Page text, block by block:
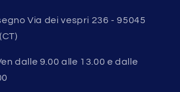
Via dei vespri 236 - 95045
dalle 9.00 alle 13.00 e dalle